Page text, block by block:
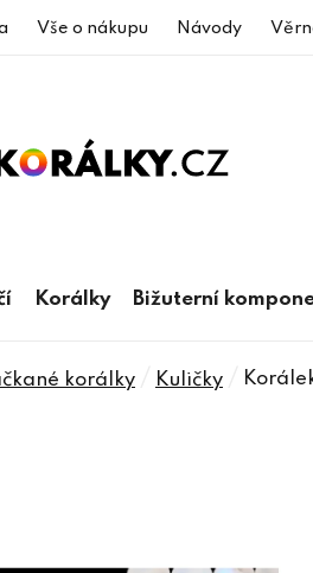
Vše o nákupu Návody
Korálky Bižuterní
korálky Kuličky